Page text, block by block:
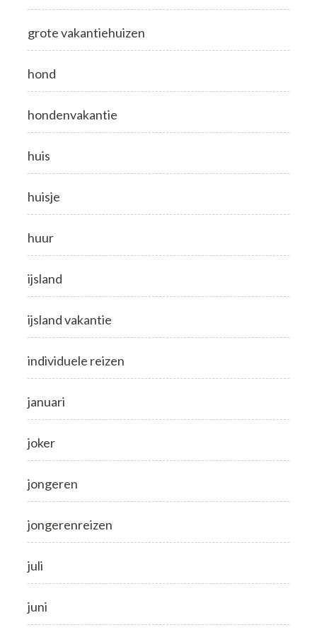
grote vakantiehuizen
hond
hondenvakantie
huis
huisje
huur
ijsland
ijsland vakantie
individuele reizen
januari
joker
jongeren
jongerenreizen
juli
juni